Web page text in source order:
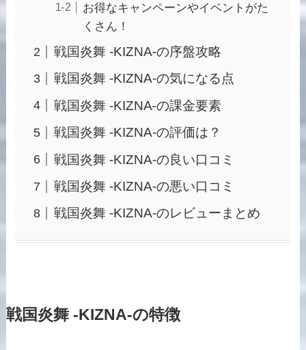
お得なキャンペーンやイベントがた
くさん！
戦国炎舞 -KIZNA-の序盤攻略
戦国炎舞 -KIZNA-の気になる点
戦国炎舞 -KIZNA-の課金要素
戦国炎舞 -KIZNA-の評価は？
戦国炎舞 -KIZNA-の良い口コミ
戦国炎舞 -KIZNA-の悪い口コミ
戦国炎舞 -KIZNA-のレビューまとめ
戦国炎舞 -KIZNA-の特徴